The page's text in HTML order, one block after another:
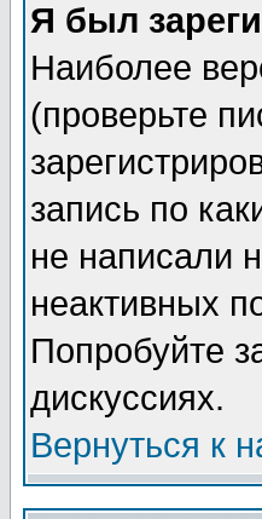
Я был
Наиболее
(проверьте
запись по
не написали
неактивных
Попробуйте
дискуссиях.
Вернуться к